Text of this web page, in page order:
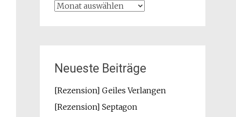
Archiv
Neueste Beiträge
[Rezension] Geiles Verlangen
[Rezension] Septagon